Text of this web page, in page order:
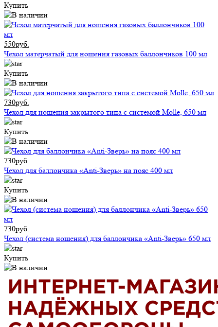
Купить
550руб.
Чехол матерчатый для ношения газовых баллончиков 100 мл
Купить
730руб.
Чехол для ношения закрытого типа с системой Molle, 650 мл
Купить
730руб.
Чехол для баллончика «Anti-Зверь» на пояс 400 мл
Купить
730руб.
Чехол (система ношения) для баллончика «Anti-Зверь» 650 мл
Купить